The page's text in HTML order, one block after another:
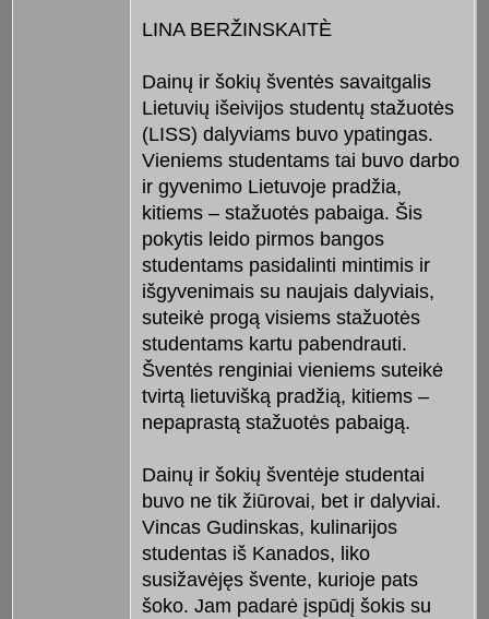
LINA BERŽINSKAITÈ
Dainų ir šokių šventės savaitgalis
Lietuvių išeivijos studentų stažuotės
(LISS) dalyviams buvo ypatingas.
Vieniems studentams tai buvo darbo
ir gyvenimo Lietuvoje pradžia,
kitiems – stažuotės pabaiga. Šis
pokytis leido pirmos bangos
studentams pasidalinti mintimis ir
išgyvenimais su naujais dalyviais,
suteikė progą visiems stažuotės
studentams kartu pabendrauti.
Šventės renginiai vieniems suteikė
tvirtą lietuvišką pradžią, kitiems –
nepaprastą stažuotės pabaigą.
Dainų ir šokių šventėje studentai
buvo ne tik žiūrovai, bet ir dalyviai.
Vincas Gudinskas, kulinarijos
studentas iš Kanados, liko
susižavėjęs švente, kurioje pats
šoko. Jam padarė įspūdį šokis su